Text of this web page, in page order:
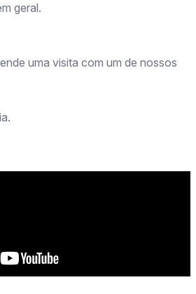
geral.
uma visita com um de nossos